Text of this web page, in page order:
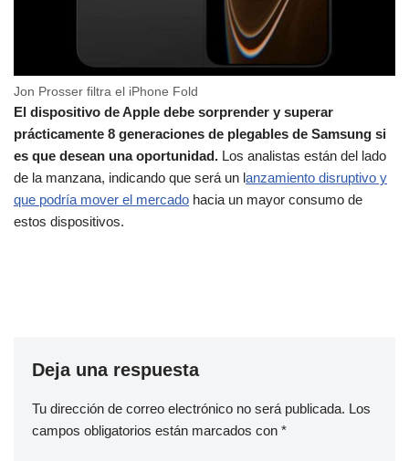
Jon Prosser filtra el iPhone Fold
El dispositivo de Apple debe sorprender y superar
prácticamente 8 generaciones de plegables de Samsung si
es que desean una oportunidad. Los analistas están del lado
de la manzana, indicando que será un lanzamiento disruptivo y
que podría mover el mercado hacia un mayor consumo de
estos dispositivos.
Deja una respuesta
Tu dirección de correo electrónico no será publicada. Los
campos obligatorios están marcados con *